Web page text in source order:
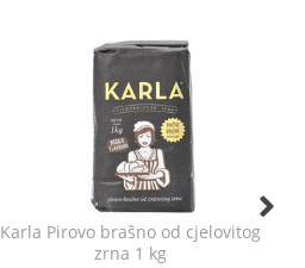
Karla Pirovo brašno od cjelovitog
zrna 1 kg